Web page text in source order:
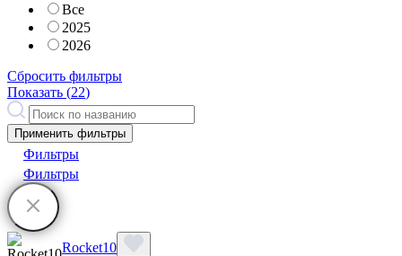
Все
2025
2026
Сбросить фильтры
Показать (22)
Применить фильтры
Фильтры
Фильтры
Rocket10